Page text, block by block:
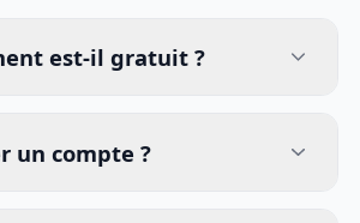
est-il gratuit ?
un compte ?